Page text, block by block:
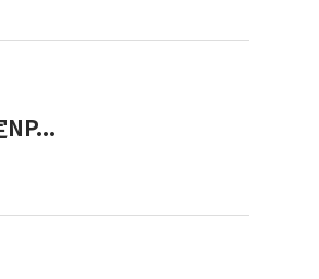
NP...